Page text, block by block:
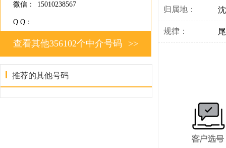
归属地：
规律：
微信： 15010238567
Q Q：
>>
查看其他356102个中介号码
推荐的其他号码